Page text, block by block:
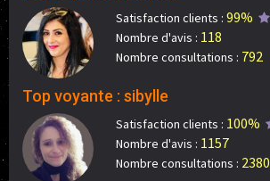
Satisfaction clients : 99%
Nombre d'avis : 118
Nombre consultations : 792
Top voyante : sibylle
Satisfaction clients : 100%
Nombre d'avis : 1157
Nombre consultations : 2380